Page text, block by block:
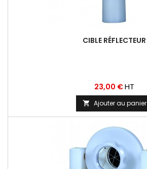
CIBLE RÉFLECTEUR
Prix
23,00 €HT
 Ajouter au panier